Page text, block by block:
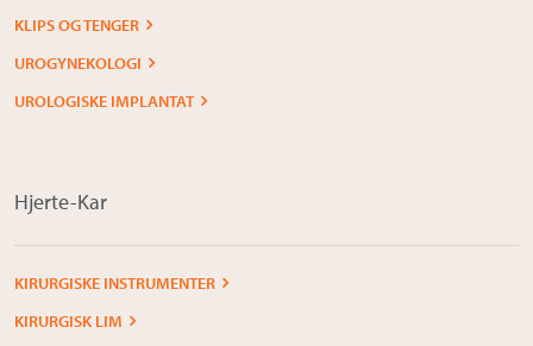
Kompresjon / Arr
KLIPS OG TENGER
UROGYNEKOLOGI
UROLOGISKE IMPLANTAT
Hjerte-Kar
KIRURGISKE INSTRUMENTER
KIRURGISK LIM